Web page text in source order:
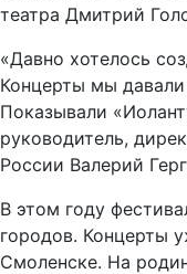
театра Дмитрий
«Давно хотелось
Концерты мы
Показывали
руководитель,
России Валерий
В этом году
городов. Концерты
Смоленске. На